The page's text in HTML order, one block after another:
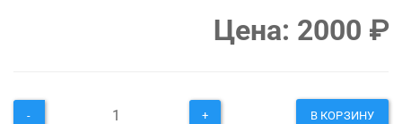
Цена: 2000 ₽
- + В КОРЗИНУ